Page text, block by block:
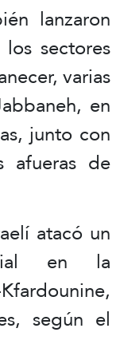
lanzaron
sectores
varias
en
junto con
de
atacó un
en la
según el